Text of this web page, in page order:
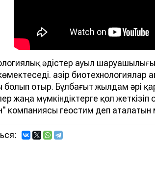
әдістер ауыл
Қазір
болып отыр. Бұлбағыт жылдам әрі
жаңа мүмкіндіктерге қол жеткізіп
компаниясы геостим деп